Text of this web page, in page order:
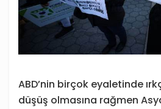
ABD’nin birçok eyaletinde
düşüş olmasına rağmen